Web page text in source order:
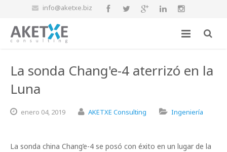
info@aketxe.biz
La sonda Chang'e-4 aterrizó en la
Luna
enero 04, 2019 AKETXE Consulting Ingeniería
La sonda china Chang’e-4 se posó con éxito en un lugar de la